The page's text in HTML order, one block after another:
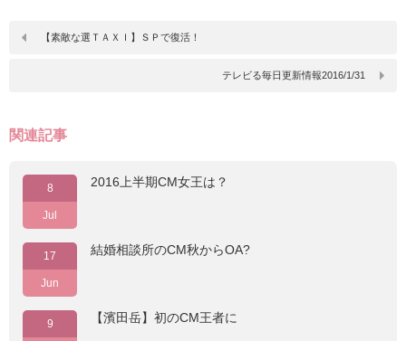
【素敵な選ＴＡＸＩ】ＳＰで復活！
テレビる毎日更新情報2016/1/31
関連記事
8
Jul
2016上半期CM女王は？
17
Jun
結婚相談所のCM秋からOA?
9 【濱田岳】初のCM王者に